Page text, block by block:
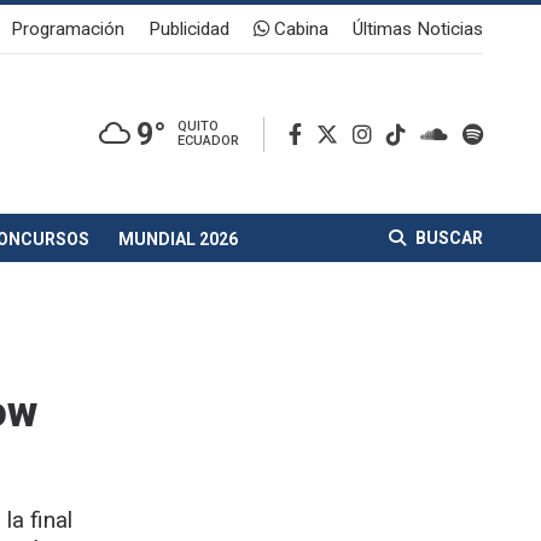
Programación Publicidad Cabina Últimas Noticias
9°
QUITO
ECUADOR
MUNDIAL 2026 BUSCAR
la final